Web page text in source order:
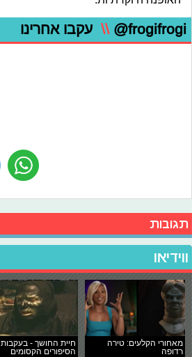
@frogifrogi
\\ עקבו אחרינו
תגובות
ווידיאו
מאחורי הקלעים: טירה
רדופה
חיית החושך - בעקבות
הסיפורים הקסומים